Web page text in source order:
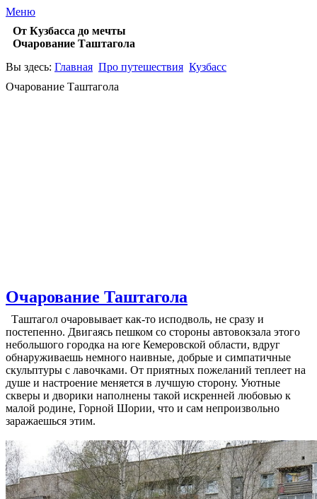
Меню
От Кузбасса до мечты
Очарование Таштагола
Вы здесь: Главная Про путешествия Кузбасс
Очарование Таштагола
Очарование Таштагола
Таштагол очаровывает как-то исподволь, не сразу и
постепенно. Двигаясь пешком со стороны автовокзала этого
небольшого городка на юге Кемеровской области, вдруг
обнаруживаешь немного наивные, добрые и симпатичные
скульптуры с лавочками. От приятных пожеланий теплеет на
душе и настроение меняется в лучшую сторону. Уютные
скверы и дворики наполнены такой искренней любовью к
малой родине, Горной Шории, что и сам непроизвольно
заражаешься этим.